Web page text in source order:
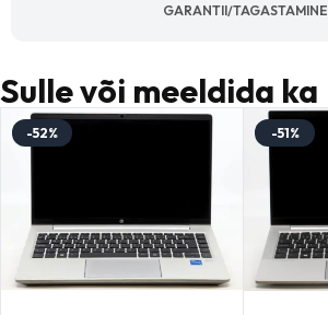
GARANTII/TAGASTAMINE
Sulle või meeldida ka
-52% -51%